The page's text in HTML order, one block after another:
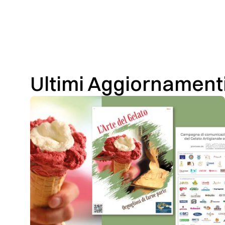
Ultimi